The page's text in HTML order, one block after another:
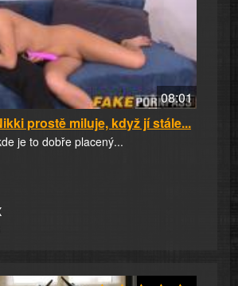
08:01
prostě miluje, když jí stále...
je to dobře placený...